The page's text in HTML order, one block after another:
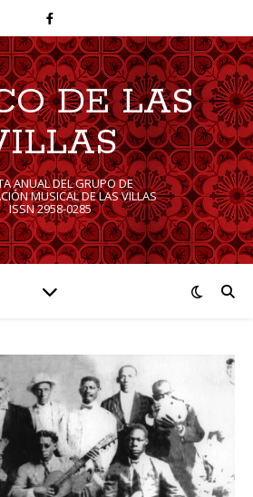
DE LAS
ANUAL DEL GRUPO DE
MUSICAL DE LAS VILLAS